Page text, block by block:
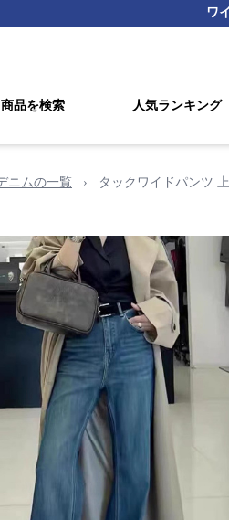
ワ
商品を検索 人気ランキング
ニムの一覧 › タックワイドパンツ